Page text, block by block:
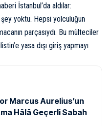
İstanbul’da aldılar:
yoktu. Hepsi yolculuğun
parçasıydı. Bu mülteciler
yasa dışı giriş yapmayı
Marcus Aurelius’un
Hâlâ Geçerli Sabah